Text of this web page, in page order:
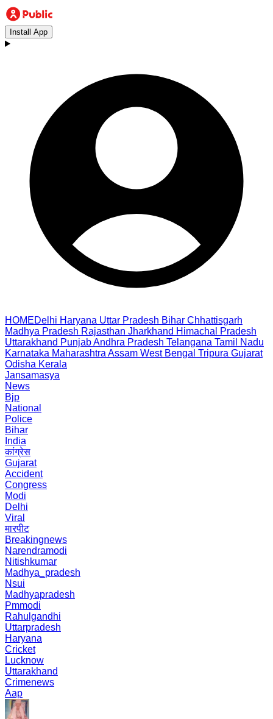
Install App
HOMEDelhi Haryana Uttar Pradesh Bihar Chhattisgarh
Madhya Pradesh Rajasthan Jharkhand Himachal Pradesh
Uttarakhand PunjabAndhra Pradesh Telangana Tamil Nadu
Karnataka Maharashtra Assam West Bengal Tripura Gujarat
Odisha Kerala
Jansamasya
News
Bjp
National
Police
Bihar
India
कांग्रेस
Gujarat
Accident
Congress
Modi
Delhi
Viral
मारपीट
Breakingnews
Narendramodi
Nitishkumar
Madhya_pradesh
Nsui
Madhyapradesh
Pmmodi
Rahulgandhi
Uttarpradesh
Haryana
Cricket
Lucknow
Uttarakhand
Crimenews
Aap